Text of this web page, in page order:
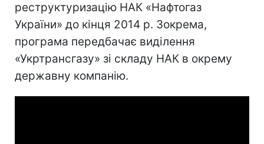
реструктуризацію НАК «Нафтогаз
України» до кінця 2014 р. Зокрема,
програма передбачає виділення
«Укртрансгазу» зі складу НАК в окрему
державну компанію.